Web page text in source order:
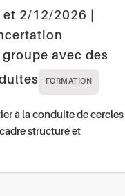
2/12/2026 |
avec des
FORMATION
à la conduite de cercles
structuré et